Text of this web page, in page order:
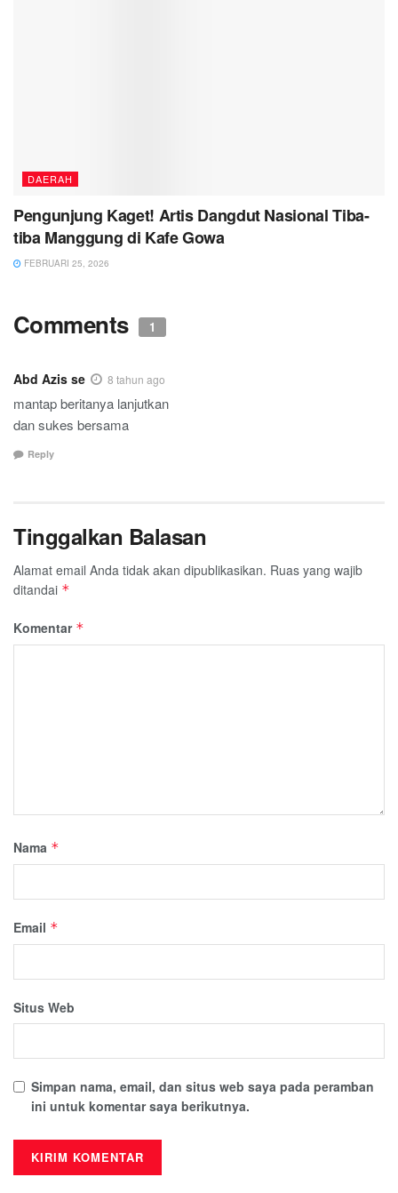
DAERAH
Pengunjung Kaget! Artis Dangdut Nasional Tiba-
tiba Manggung di Kafe Gowa
FEBRUARI 25, 2026
Comments 1
Abd Azis se 8 tahun ago
mantap beritanya lanjutkan
dan sukes bersama
Reply
Tinggalkan Balasan
Alamat email Anda tidak akan dipublikasikan. Ruas yang wajib
ditandai *
Komentar *
Nama *
Email *
Situs Web
Simpan nama, email, dan situs web saya pada peramban
ini untuk komentar saya berikutnya.